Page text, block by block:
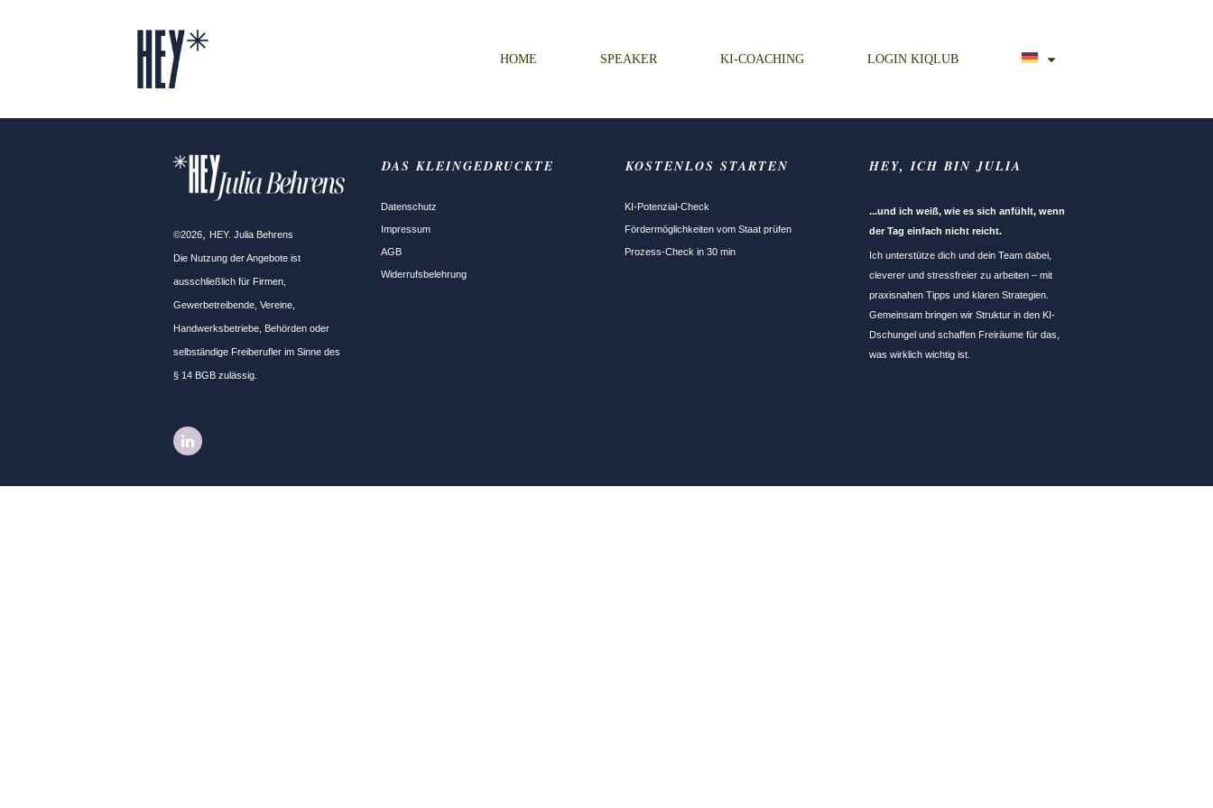
HOME SPEAKER KI-COACHING LOGIN KIQLUB
©2026 HEY. Julia Behrens
Die Nutzung der Angebote ist
ausschließlich für Firmen,
Gewerbetreibende, Vereine,
Handwerksbetriebe, Behörden oder
selbständige Freiberufler im Sinne des
§ 14 BGB zulässig.
DASKLEINGEDRUCKTE
Datenschutz
Impressum
AGB
Widerrufsbelehrung
KOSTENLOS STARTEN
KI-Potenzial-Check
Fördermöglichkeiten vom Staat prüfen
Prozess-Check in 30 min
HEY, ICH BIN JULIA
...und ich weiß, wie es sich anfühlt, wenn
der Tag einfach nicht reicht.
Ich unterstütze dich und dein Team dabei,
cleverer und stressfreier zu arbeiten – mit
praxisnahen Tipps und klaren Strategien.
Gemeinsam bringen wir Struktur in den KI-
Dschungel und schaffen Freiräume für das,
was wirklich wichtig ist.